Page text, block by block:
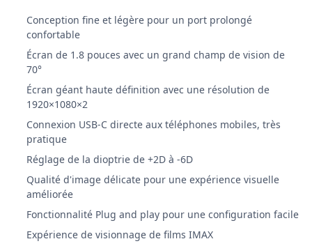
Conception fine et légère pour un port prolongé
confortable
Écran de 1.8 pouces avec un grand champ de vision de
70°
Écran géant haute définition avec une résolution de
1920×1080×2
Connexion USB-C directe aux téléphones mobiles, très
pratique
Réglage de la dioptrie de +2D à -6D
Qualité d'image délicate pour une expérience visuelle
améliorée
Fonctionnalité Plug and play pour une configuration facile
Expérience de visionnage de films IMAX